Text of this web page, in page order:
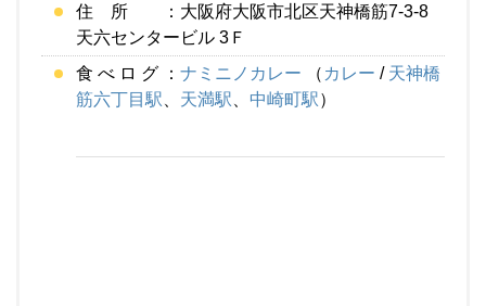
住 所 ：大阪府大阪市北区天神橋筋7-3-8
天六センタービル 3Ｆ
食 べ ロ グ ： ナミニノカレー （ カレー / 天神橋
筋六丁目駅
天満駅 中崎町駅）